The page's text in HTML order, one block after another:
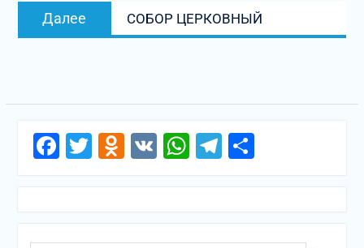
Далее
запись:
СОБОР ЦЕРКОВНЫЙ
Facebook
Twitter
Odnoklassniki
VKWhatsApp
Telegram
Поиск